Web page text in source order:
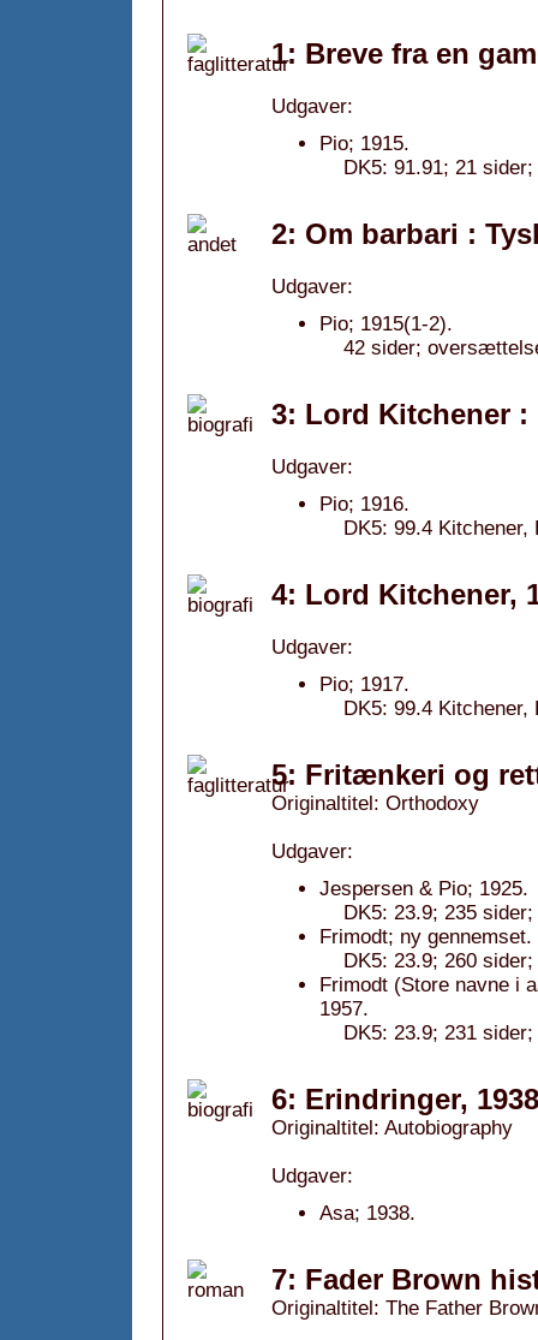
1: Breve fra en
Udgaver:
Pio; 1915.
DK5: 91.91; 21
2: Om barbari :
Udgaver:
Pio; 1915(1-2).
42 sider;
3: Lord Kitchener
Udgaver:
Pio; 1916.
DK5: 99.4
4: Lord Kitchener,
Udgaver:
Pio; 1917.
DK5: 99.4
5: Fritænkeri og
Originaltitel: Orthodoxy
Udgaver:
Jespersen & Pio; 1925.
DK5: 23.9; 235
Frimodt; ny
DK5: 23.9; 260
Frimodt (Store navne i
1957.
DK5: 23.9; 231
6: Erindringer, 1938
Originaltitel: Autobiography
Udgaver:
Asa; 1938.
7: Fader Brown
Originaltitel: The Father